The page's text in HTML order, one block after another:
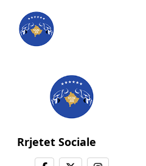
Rrjetet Sociale